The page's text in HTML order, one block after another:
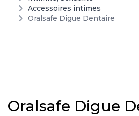
Accessoires intimes
Oralsafe Digue Dentaire
Oralsafe Digue